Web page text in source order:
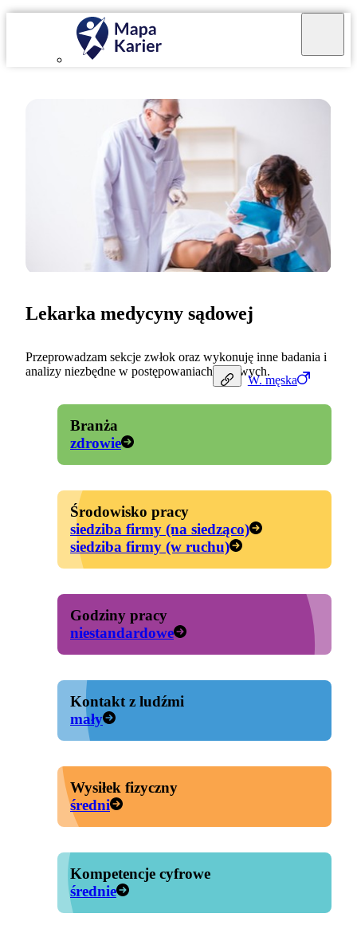
W. męska
Lekarka medycyny sądowej
Przeprowadzam sekcje zwłok oraz wykonuję inne badania i
analizy niezbędne w postępowaniach sądowych.
Branża
zdrowie
Środowisko pracy
siedziba firmy (na siedząco)
siedziba firmy (w ruchu)
Godziny pracy
niestandardowe
Kontakt z ludźmi
mały
Wysiłek fizyczny
średni
Kompetencje cyfrowe
średnie